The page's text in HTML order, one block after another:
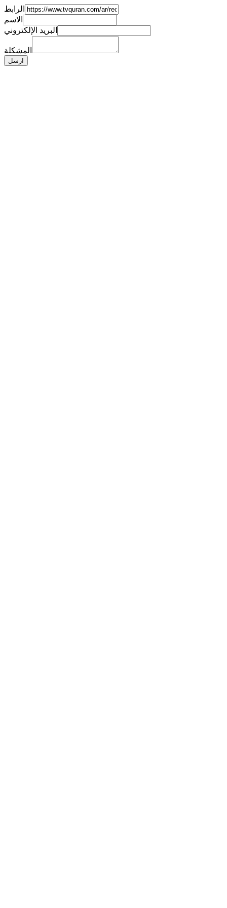
الرابط
الاسم
البريد الإلكتروني
المشكلة
ارسل